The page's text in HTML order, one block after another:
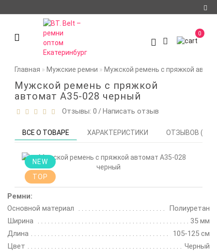
Авторизация
Доставка и оплата
Условия
сотрудничества
Политика
Контакты
0
0
Главная Мужские ремни Мужской ремень с пряжкой
Мужской ремень с пряжкой
автомат A35-028 черный
Отзывы: 0 /Написать отзыв
ВСЕ О ТОВАРЕ ХАРАКТЕРИСТИКИ ОТЗЫВОВ (0)
NEW
TOP
Ремни:
Основной материал
Полиуретан
Ширина
35 мм
Длина
105-125 см
Цвет
Черный